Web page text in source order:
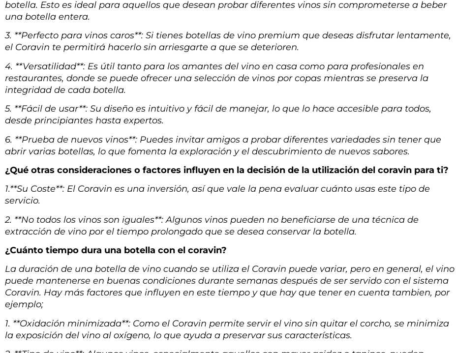
botella. Esto es ideal para aquellos que desean probar diferentes vinos sin comprometerse a beber
una botella entera.
3. **Perfecto para vinos caros**: Si tienes botellas de vino premium que deseas disfrutar lentamente,
el Coravin te permitirá hacerlo sin arriesgarte a que se deterioren.
4. **Versatilidad**: Es útil tanto para los amantes del vino en casa como para profesionales en
restaurantes, donde se puede ofrecer una selección de vinos por copas mientras se preserva la
integridad de cada botella.
5. **Fácil de usar**: Su diseño es intuitivo y fácil de manejar, lo que lo hace accesible para todos,
desde principiantes hasta expertos.
6. **Prueba de nuevos vinos**: Puedes invitar amigos a probar diferentes variedades sin tener que
abrir varias botellas, lo que fomenta la exploración y el descubrimiento de nuevos sabores.
¿Qué otras consideraciones o factores influyen en la decisión de la utilización del coravin para ti?
1.**Su Coste**: El Coravin es una inversión, así que vale la pena evaluar cuánto usas este tipo de
servicio.
2. **No todos los vinos son iguales**: Algunos vinos pueden no beneficiarse de una técnica de
extracción de vino por el tiempo prolongado que se desea conservar la botella.
¿Cuánto tiempo dura una botella con el coravin?
La duración de una botella de vino cuando se utiliza el Coravin puede variar, pero en general, el vino
puede mantenerse en buenas condiciones durante semanas después de ser servido con el sistema
Coravin. Hay más factores que influyen en este tiempo y que hay que tener en cuenta tambien, por
ejemplo;
1. **Oxidación minimizada**: Como el Coravin permite servir el vino sin quitar el corcho, se minimiza
la exposición del vino al oxígeno, lo que ayuda a preservar sus características.